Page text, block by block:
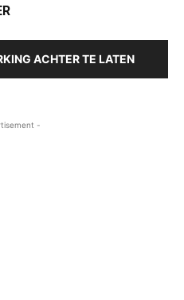
ACHTER TE LATEN
-